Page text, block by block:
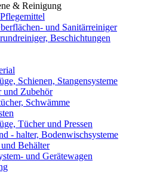
& Reinigung
und Sanitärreiniger
Beschichtungen
Schienen, Stangensysteme
und Zubehör
Schwämme
Tücher und Pressen
- halter, Bodenwischsysteme
Behälter
und Gerätewagen